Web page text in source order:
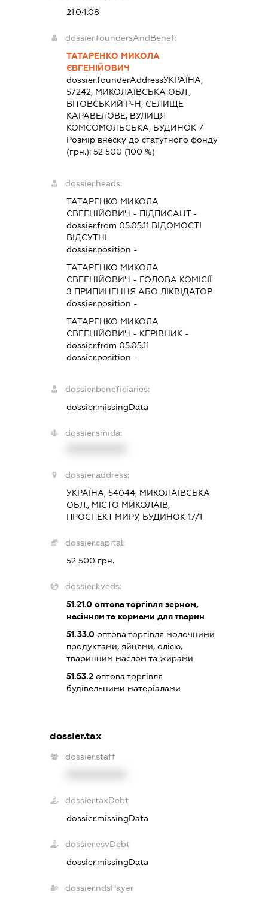
21.04.08
dossier.foundersAndBenef:
ТАТАРЕНКО МИКОЛА
ЄВГЕНІЙОВИЧ
dossier.founderAddressУКРАЇНА,
57242, МИКОЛАЇВСЬКА ОБЛ.,
ВІТОВСЬКИЙ Р-Н, СЕЛИЩЕ
КАРАВЕЛОВЕ, ВУЛИЦЯ
КОМСОМОЛЬСЬКА, БУДИНОК 7
Розмір внеску до статутного фонду
(грн.):52 500 (100 %)
dossier.heads:
ТАТАРЕНКО МИКОЛА
ЄВГЕНІЙОВИЧ - ПІДПИСАНТ-
dossier.from 05.05.11 ВІДОМОСТІ
ВІДСУТНІ
dossier.position -
ТАТАРЕНКО МИКОЛА
ЄВГЕНІЙОВИЧ - ГОЛОВА КОМІСІЇ
З ПРИПИНЕННЯ АБО ЛІКВІДАТОР
dossier.position -
ТАТАРЕНКО МИКОЛА
ЄВГЕНІЙОВИЧ - КЕРІВНИК -
dossier.from 05.05.11
dossier.position -
dossier.beneficiaries:
dossier.missingData
dossier.smida:
dossier.address:
УКРАЇНА, 54044, МИКОЛАЇВСЬКА
ОБЛ., МІСТО МИКОЛАЇВ,
ПРОСПЕКТ МИРУ, БУДИНОК 17/1
dossier.capital:
52 500 грн.
dossier.kveds:
51.21.0 оптова торгівля зерном,
насінням та кормами для тварин
51.33.0 оптова торгівля молочними
продуктами, яйцями, олією,
тваринним маслом та жирами
51.53.2 оптова торгівля
будівельними матеріалами
dossier.tax
dossier.staff
dossier.taxDebt
dossier.missingData
dossier.esvDebt
dossier.missingData
dossier.ndsPayer